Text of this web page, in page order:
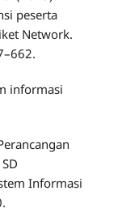
peserta
Network.
informasi
Informasi